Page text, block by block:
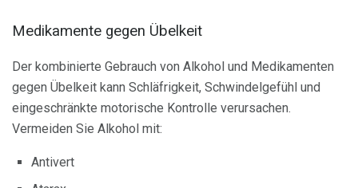
Medikamente gegen Übelkeit
Der kombinierte Gebrauch von Alkohol und Medikamenten
gegen Übelkeit kann Schläfrigkeit, Schwindelgefühl und
eingeschränkte motorische Kontrolle verursachen.
Vermeiden Sie Alkohol mit:
Antivert